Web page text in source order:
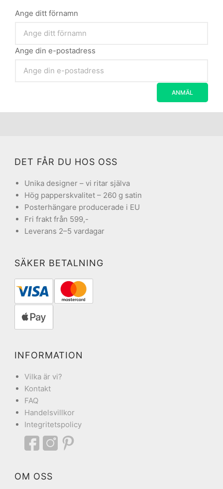
Ange ditt förnamn
Ange din e-postadress
DET FÅR DU HOS OSS
Unika designer – vi ritar själva
Hög papperskvalitet – 260 g satin
Posterhängare producerade i EU
Fri frakt från 599,-
Leverans 2–5 vardagar
SÄKER BETALNING
INFORMATION
Vilka är vi?
Kontakt
FAQ
Handelsvillkor
Integritetspolicy
OM OSS